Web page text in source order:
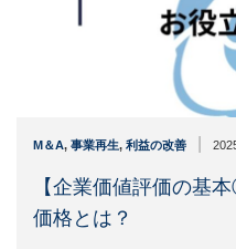
M＆A, 事業再生, 利益の改善
【企業価値評価の基
価格とは？